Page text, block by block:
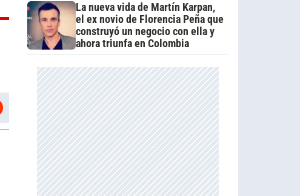
La nueva vida de Martín Karpan,
el ex novio de Florencia Peña que
construyó un negocio con ella y
ahora triunfa en Colombia